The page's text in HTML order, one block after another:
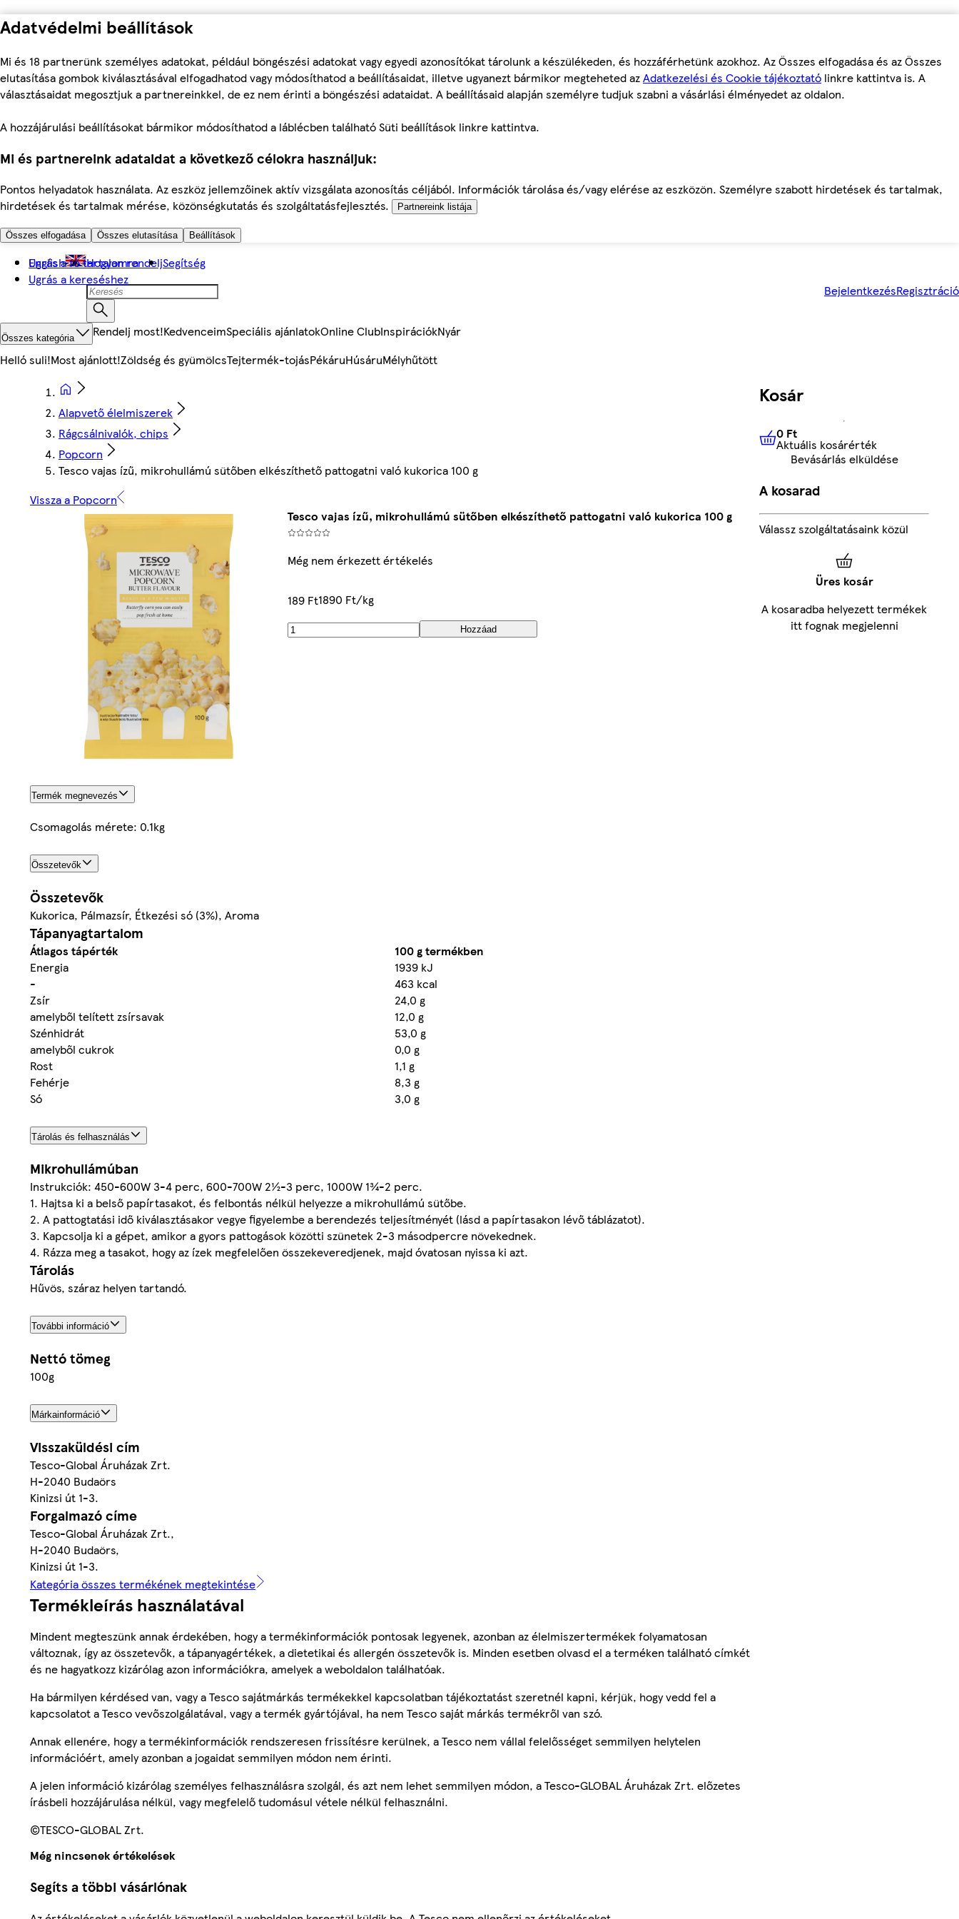
Adatvédelmi beállítások
Mi és 18 partnerünk személyes adatokat, például böngészési adatokat vagy egyedi azonosítókat tárolunk a készülékeden, és hozzáférhetünk azokhoz. Az Összes elfogadása és az Összes
elutasítása gombok kiválasztásával elfogadhatod vagy módosíthatod a beállításaidat, illetve ugyanezt bármikor megteheted azAdatkezelési és Cookie tájékoztató linkre kattintva is. A
választásaidat megosztjuk a partnereinkkel, de ez nem érinti a böngészési adataidat. A beállításaid alapján személyre tudjuk szabni a vásárlási élményedet az oldalon.
A hozzájárulási beállításokat bármikor módosíthatod a láblécben található Süti beállítások linkre kattintva.
Mi és partnereink adataidat a következő célokra használjuk:
Pontos helyadatok használata. Az eszköz jellemzőinek aktív vizsgálata azonosítás céljából. Információk tárolása és/vagy elérése az eszközön. Személyre szabott hirdetések és tartalmak,
hirdetések és tartalmak mérése, közönségkutatás és szolgáltatásfejlesztés.
Partnereink listája
Összes elfogadása Összes elutasítása Beállítások
Ugrás a fő tartalomra
Ugrás a kereséshez
English Hogyan rendeljSegítség
BejelentkezésRegisztráció
Összes kategória Rendelj most!KedvenceimSpeciális ajánlatokOnline ClubInspirációkNyár
Helló suli!Most ajánlott!Zöldség és gyümölcsTejtermék-tojásPékáruHúsáruMélyhűtött
Alapvető élelmiszerek
Rágcsálnivalók, chips
Popcorn
Tesco vajas ízű, mikrohullámú sütőben elkészíthető pattogatni való kukorica 100 g
Vissza a Popcorn
Tesco vajas ízű, mikrohullámú sütőben elkészíthető pattogatni való kukorica 100 g
Még nem érkezett értékelés
189 Ft1890 Ft/kg
Hozzáad
Termék megnevezés
Csomagolás mérete: 0.1kg
Összetevők
Összetevők
Kukorica, Pálmazsír, Étkezési só (3%), Aroma
Tápanyagtartalom
Átlagos tápérték
100 g termékben
Energia
1939 kJ
-
463 kcal
Zsír
24,0 g
amelyből telített zsírsavak
12,0 g
Szénhidrát
53,0 g
amelyből cukrok
0,0 g
Rost
1,1 g
Fehérje
8,3 g
Só
3,0 g
Tárolás és felhasználás
Mikrohullámúban
Instrukciók: 450-600W 3-4 perc, 600-700W 2½-3 perc, 1000W 1¾-2 perc.
1. Hajtsa ki a belső papírtasakot, és felbontás nélkül helyezze a mikrohullámú sütőbe.
2. A pattogtatási idő kiválasztásakor vegye figyelembe a berendezés teljesítményét (lásd a papírtasakon lévő táblázatot).
3. Kapcsolja ki a gépet, amikor a gyors pattogások közötti szünetek 2-3 másodpercre növekednek.
4. Rázza meg a tasakot, hogy az ízek megfelelően összekeveredjenek, majd óvatosan nyissa ki azt.
Tárolás
Hűvös, száraz helyen tartandó.
További információ
Nettó tömeg
100g
Márkainformáció
Visszaküldési cím
Tesco-Global Áruházak Zrt.
H-2040 Budaörs
Kinizsi út 1-3.
Forgalmazó címe
Tesco-Global Áruházak Zrt.,
H-2040 Budaörs,
Kinizsi út 1-3.
Kategória összes termékének megtekintése
Termékleírás használatával
Mindent megteszünk annak érdekében, hogy a termékinformációk pontosak legyenek, azonban az élelmiszertermékek folyamatosan
változnak, így az összetevők, a tápanyagértékek, a dietetikai és allergén összetevők is. Minden esetben olvasd el a terméken található címkét
és ne hagyatkozz kizárólag azon információkra, amelyek a weboldalon találhatóak.
Ha bármilyen kérdésed van, vagy a Tesco sajátmárkás termékekkel kapcsolatban tájékoztatást szeretnél kapni, kérjük, hogy vedd fel a
kapcsolatot a Tesco vevőszolgálatával, vagy a termék gyártójával, ha nem Tesco saját márkás termékről van szó.
Annak ellenére, hogy a termékinformációk rendszeresen frissítésre kerülnek, a Tesco nem vállal felelősséget semmilyen helytelen
információért, amely azonban a jogaidat semmilyen módon nem érinti.
A jelen információ kizárólag személyes felhasználásra szolgál, és azt nem lehet semmilyen módon, a Tesco-GLOBAL Áruházak Zrt. előzetes
írásbeli hozzájárulása nélkül, vagy megfelelő tudomásul vétele nélkül felhasználni.
©TESCO-GLOBAL Zrt.
Még nincsenek értékelések
Segíts a többi vásárlónak
Kosár
0 FtAktuális kosárérték
0 Ft
Aktuális kosárérték
Bevásárlás elküldése
A kosarad
Válassz szolgáltatásaink közül
Üres kosár
A kosaradba helyezett termékek
itt fognak megjelenni